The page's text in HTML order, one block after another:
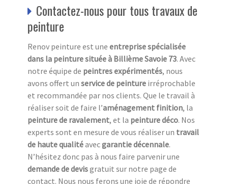
Contactez-nous pour tous travaux de
peinture
Renov peinture est une entreprise spécialisée
dans la peinture située à Billième Savoie 73. Avec
notre équipe de peintres expérimentés, nous
avons offert un service de peinture irréprochable
et recommandée par nos clients. Que le travail à
réaliser soit de faire l’aménagement finition, la
peinture de ravalement, et la peinture déco. Nos
experts sont en mesure de vous réaliser un travail
de haute qualitéavecgarantie décennale.
N’hésitez donc pas à nous faire parvenir une
demande de devisgratuit sur notre page de
contact. Nous nous ferons une joie de répondre